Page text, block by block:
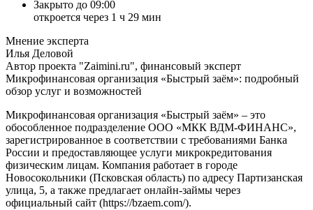
Закрыто до 09:00
откроется через 1 ч 29 мин
Мнение эксперта
Илья Деловой
Автор проекта "Zaimini.ru", финансовый эксперт
Микрофинансовая организация «Быстрый заём»: подробный
обзор услуг и возможностей
Микрофинансовая организация «Быстрый заём» – это
обособленное подразделение ООО «МКК ВДМ-ФИНАНС»,
зарегистрированное в соответствии с требованиями Банка
России и предоставляющее услуги микрокредитования
физическим лицам. Компания работает в городе
Новосокольники (Псковская область) по адресу Партизанская
улица, 5, а также предлагает онлайн-займы через
официальный сайт (https://bzaem.com/).